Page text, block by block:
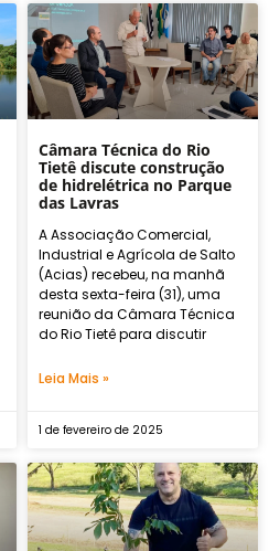
Câmara Técnica do Rio
Tietê discute construção
de hidrelétrica no Parque
das Lavras
A Associação Comercial,
Industrial e Agrícola de Salto
(Acias) recebeu, na manhã
desta sexta-feira (31), uma
reunião da Câmara Técnica
do Rio Tietê para discutir
Leia Mais »
1 de fevereiro de 2025